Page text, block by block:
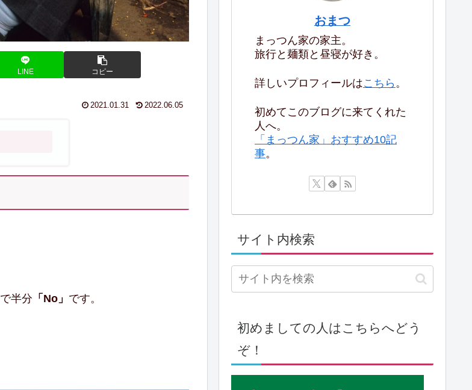
LINE コピー
2021.01.31 2022.06.05
で半分 「No」 です。
おまつ
まっつん家の家主。
旅行と麺類と昼寝が好き。
詳しいプロフィールはこちら 。
初めてこのブログに来てくれた
人へ。
「まっつん家」おすすめ10記
事。
サイト内検索
初めましての人はこちらへどう
ぞ！